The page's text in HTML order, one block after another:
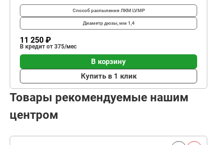
Способ распыления ЛКМ LVMP
Диаметр дюзы, мм 1,4
11 250 ₽
В кредит от 375/мес
В корзину
Купить в 1 клик
Товары рекомендуемые нашим
центром